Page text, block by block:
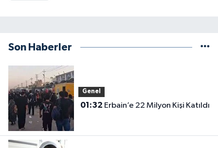
Son Haberler
Genel
01:32 Erbain’e 22 Milyon Kişi Katıldı